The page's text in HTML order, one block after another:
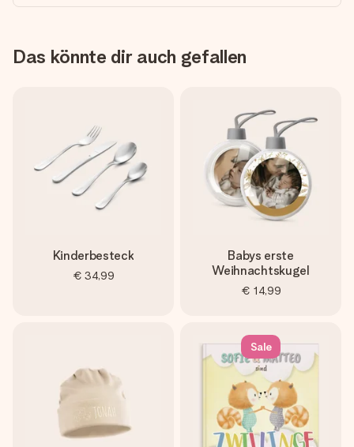
Das könnte dir auch gefallen
Kinderbesteck
€ 34,99
Babys erste
Weihnachtskugel
€ 14,99
Sale